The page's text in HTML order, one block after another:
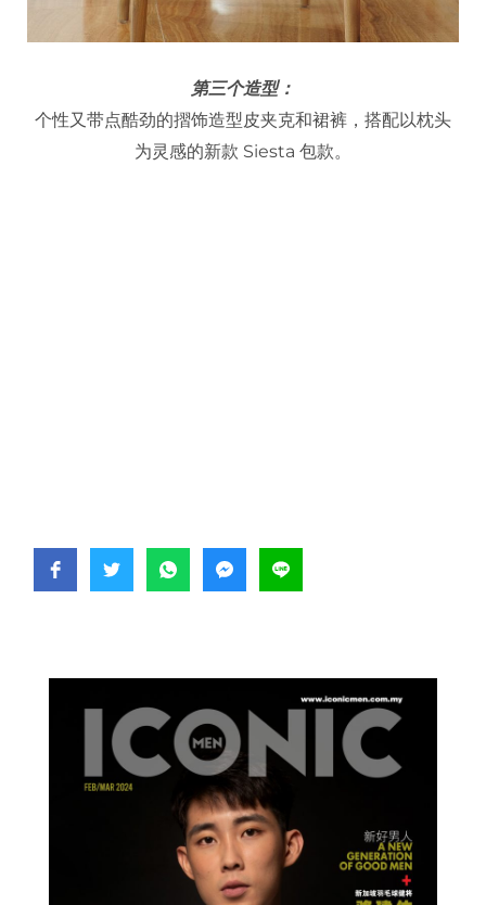
第三个造型：
个性又带点酷劲的摺饰造型皮夹克和裙裤，搭配以枕头
为灵感的新款 Siesta 包款。